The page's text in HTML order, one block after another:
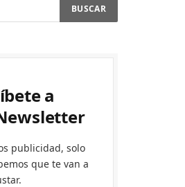
a
publicidad, solo
que te van a